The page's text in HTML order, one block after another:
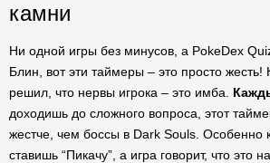
камни
Ни одной игры без минусов, а PokeDex
Блин, вот эти таймеры – это просто жесть!
решил, что нервы игрока – это имба.
доходишь до сложного вопроса, этот
жестче, чем боссы в Dark Souls. Особенно
ставишь “Пикачу”, а игра говорит, что это